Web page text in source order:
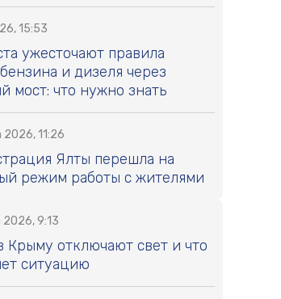
15:53
ужесточают правила
и дизеля через
мост: что нужно знать
2026, 11:26
Ялты перешла на
режим работы с жителями
2026, 9:13
Крыму отключают свет и что
ситуацию